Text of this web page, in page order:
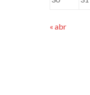
« abr